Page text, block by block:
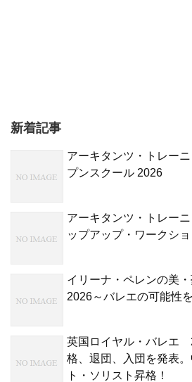
新着記事
アーキタンツ・トレー
プンスクール 2026
アーキタンツ・トレー
ップアップ・ワークシ
イリーナ・ペレンの美
2026～バレエの可能性
英国ロイヤル・バレ
格、退団、入団を発表
ト・ソリスト昇格！